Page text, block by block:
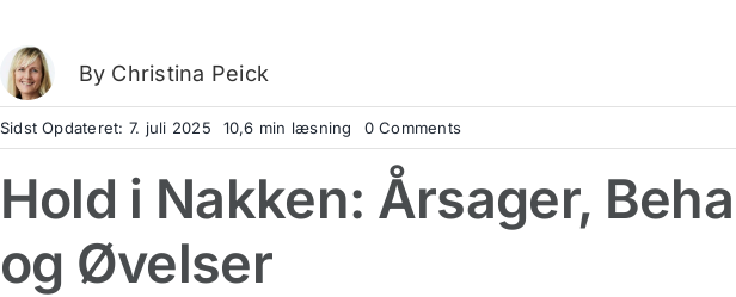
By Christina Peick
Sidst Opdateret: 7. juli 2025 10,6 min læsning 0 Commentson
Hold
Hold i Nakken: Årsager,
og Øvelser